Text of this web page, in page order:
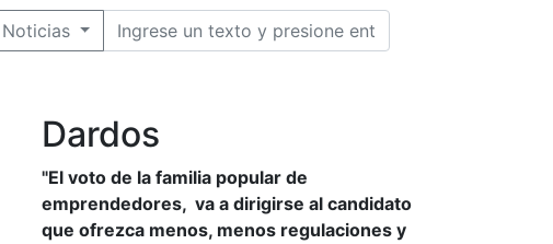
Noticias
Dardos
"El voto de la familia popular de
emprendedores, va a dirigirse al candidato
que ofrezca menos, menos regulaciones y